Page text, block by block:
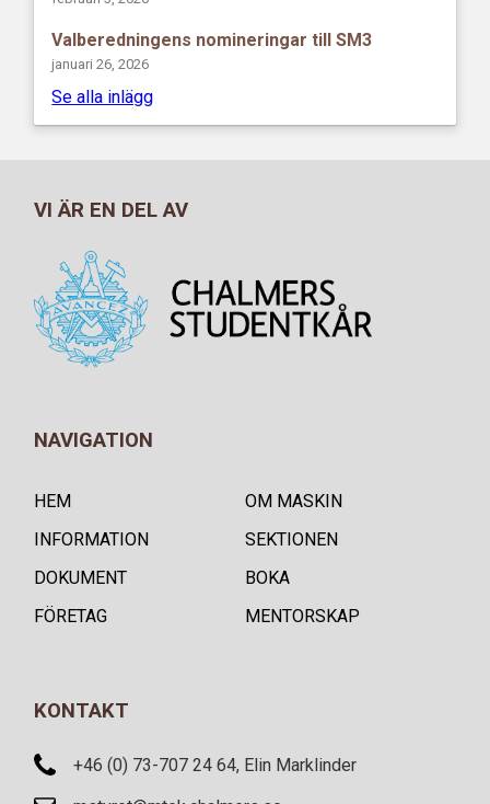
Valberedningens nomineringar till SM3
januari 26, 2026
Se alla inlägg
VI ÄR EN DEL AV
NAVIGATION
HEM
OM MASKIN
INFORMATION
SEKTIONEN
DOKUMENT
BOKA
FÖRETAG
MENTORSKAP
KONTAKT
+46 (0) 73-707 24 64, Elin Marklinder